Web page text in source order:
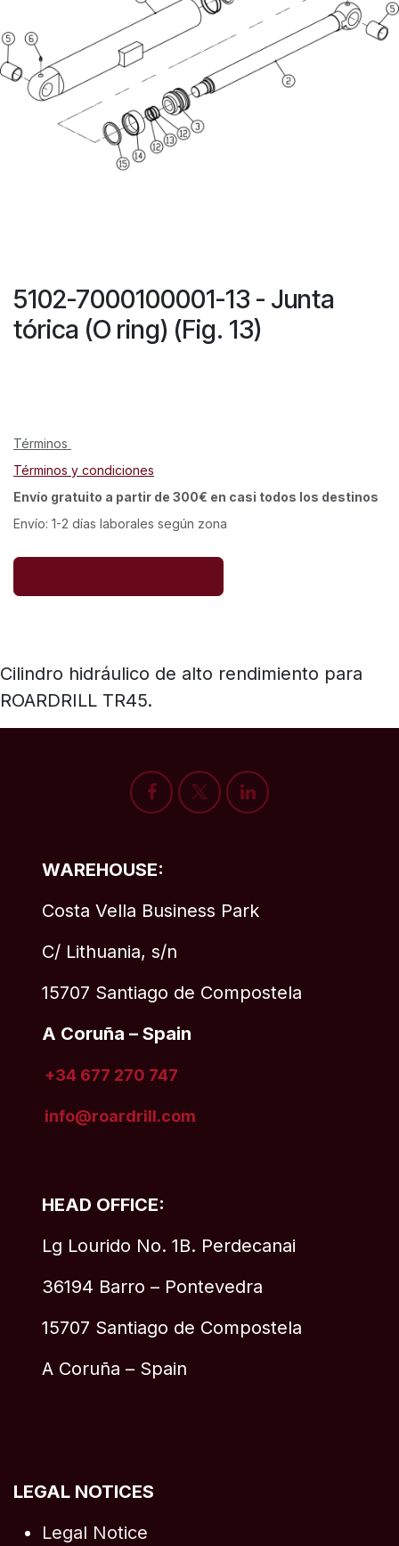
5102-7000100001-13 - Junta
tórica (O ring) (Fig. 13)
Términos
Términos y condiciones
Envío gratuito a partir de 300€ en casi todos los destinos
Envío: 1-2 días laborales según zona
Cilindro hidráulico de alto rendimiento para
ROARDRILL TR45.
HEAD OFFICE:
Lg Lourido No. 1B. Perdecanai
36194 Barro – Pontevedra
15707 Santiago de Compostela
A Coruña – Spain
WAREHOUSE:
Costa Vella Business Park
C/ Lithuania, s/n
15707 Santiago de Compostela
A Coruña – Spain
+34 677 270 747
info@roardrill.com
LEGAL NOTICES
Legal Notice